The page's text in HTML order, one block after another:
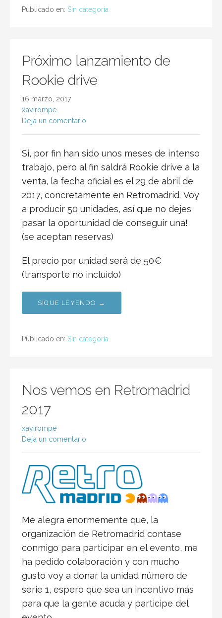
Publicado en: Sin categoría
Próximo lanzamiento de
Rookie drive
16 marzo, 2017
xavirompe
Deja un comentario
Si, por fin han sido unos meses de intenso
trabajo, pero al fin saldrá Rookie drive a la
venta, la fecha oficial es el 29 de abril de
2017, concretamente en Retromadrid. Voy
a producir 50 unidades, así que no dejes
pasar la oportunidad de conseguir una!
(se aceptan reservas)
El precio por unidad será de 50€
(transporte no incluido)
SIGUE LEYENDO →
Publicado en: Sin categoría
Nos vemos en Retromadrid
2017
xavirompe
Deja un comentario
Me alegra enormemente que, la
organización de Retromadrid contase
conmigo para participar en el evento, me
ha pedido colaboración y con mucho
gusto voy a donar la unidad número de
serie 1, espero que sea un incentivo más
para que la gente acuda y participe del